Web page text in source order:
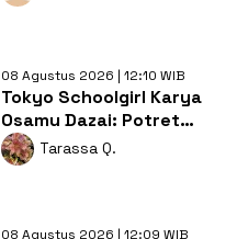
08 Agustus 2026 | 12:10 WIB
Tokyo Schoolgirl Karya
Osamu Dazai: Potret
Kecemasan Remaja yang
Mengusik
Tarassa Q.
08 Agustus 2026 | 12:09 WIB